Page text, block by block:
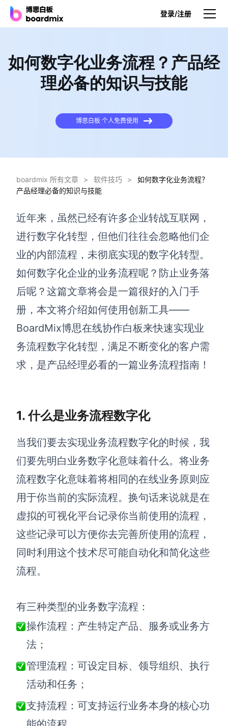
登录/注册
产品
博思白板
博思白板SDK
博思白板离线版
博思设计
一体化产品设计工具
博思AIPPT
AI生成PPT，支持在线编辑
资源与下载
向团队介绍
博思白板boardmix
客户端、插件
解决方案
高效协作
敏捷实践
在线绘图
思维和灵感整理
流程整理
查看所有场景
如何数字化业务流程？产品经
理必备的知识与技能
博思白板 个人免费使用
boardmix 所有文章 > 软件技巧 >
如何数字化业务流程？
产品经理必备的知识与技能
近年来，虽然已经有许多企业转战互联网，
进行数字化转型，但他们往往会忽略他们企
业的内部流程，未彻底实现的数字化转型。
如何数字化企业的业务流程呢？防止业务落
后呢？这篇文章将会是一篇很好的入门手
册，本文将介绍如何使用创新工具——
BoardMix博思在线协作白板来快速实现业
务流程数字化转型，满足不断变化的客户需
求，是产品经理必看的一篇业务流程指南！
1. 什么是业务流程数字化
当我们要去实现业务流程数字化的时候，我
们要先明白业务数字化意味着什么。将业务
流程数字化意味着将相同的在线业务原则应
用于你当前的实际流程。换句话来说就是在
虚拟的可视化平台记录你当前使用的流程，
这些记录可以方便你去完善所使用的流程，
同时利用这个技术尽可能自动化和简化这些
流程。
有三种类型的业务数字流程：
操作流程：产生特定产品、服务或业务方
法；
管理流程：可设定目标、领导组织、执行
活动和任务；
支持流程：可支持运行业务本身的核心功